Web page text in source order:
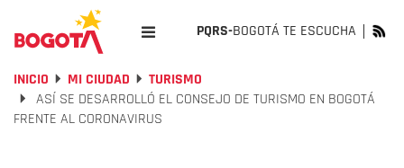
PQRS-BOGOTÁ TE ESCUCHA
INICIO MI CIUDAD
TURISMO
ASÍ SE DESARROLLÓ EL CONSEJO DE TURISMO EN BOGOTÁ
FRENTE AL CORONAVIRUS